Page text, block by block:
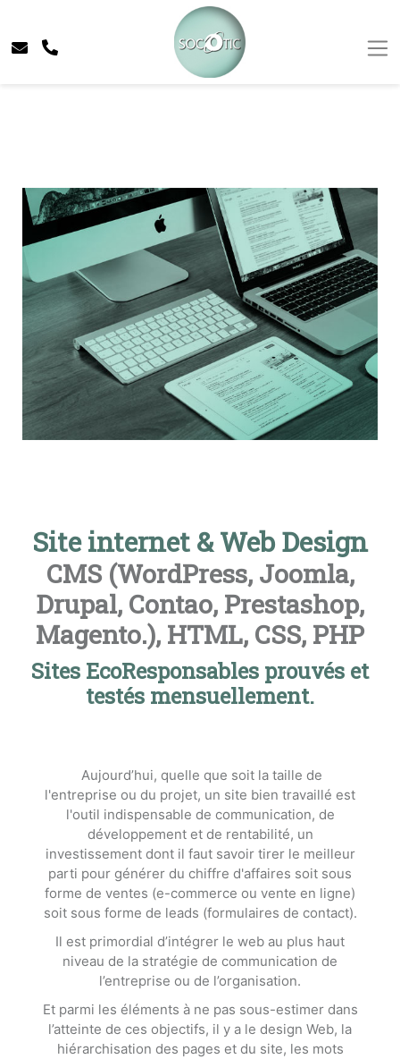
Site internet & Web Design
CMS (WordPress, Joomla,
Drupal, Contao, Prestashop,
Magento.), HTML, CSS, PHP
Sites EcoResponsables prouvés et
testés mensuellement.
Aujourd’hui, quelle que soit la taille de
l'entreprise ou du projet, un site bien travaillé est
l'outil indispensable de communication, de
développement et de rentabilité, un
investissement dont il faut savoir tirer le meilleur
parti pour générer du chiffre d'affaires soit sous
forme de ventes (e-commerce ou vente en ligne)
soit sous forme de leads (formulaires de contact).
Il est primordial d’intégrer le web au plus haut
niveau de la stratégie de communication de
l’entreprise ou de l’organisation.
Et parmi les éléments à ne pas sous-estimer dans
l’atteinte de ces objectifs, il y a le design Web, la
hiérarchisation des pages et du site, les mots